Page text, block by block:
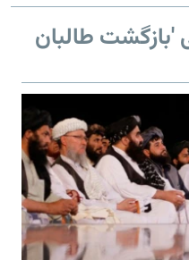
طالبان